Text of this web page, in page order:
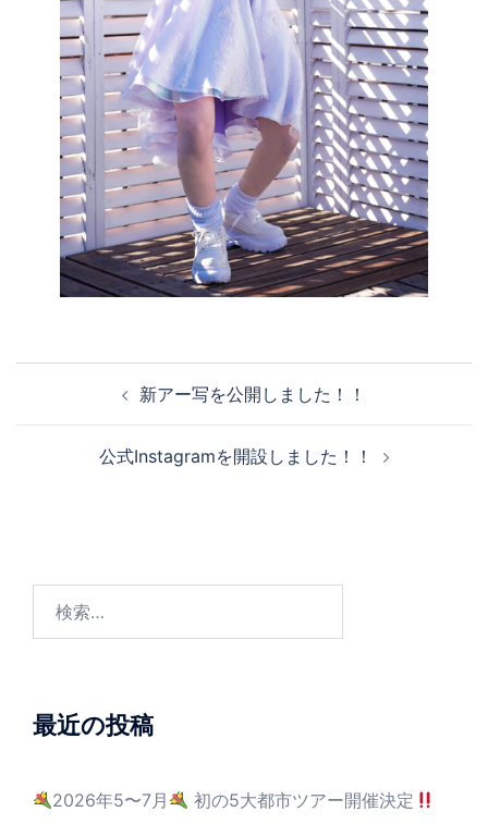
新アー写を公開しました！！
公式Instagramを開設しました！！
最近の投稿
2026年5〜7月 初の5大都市ツアー開催決定